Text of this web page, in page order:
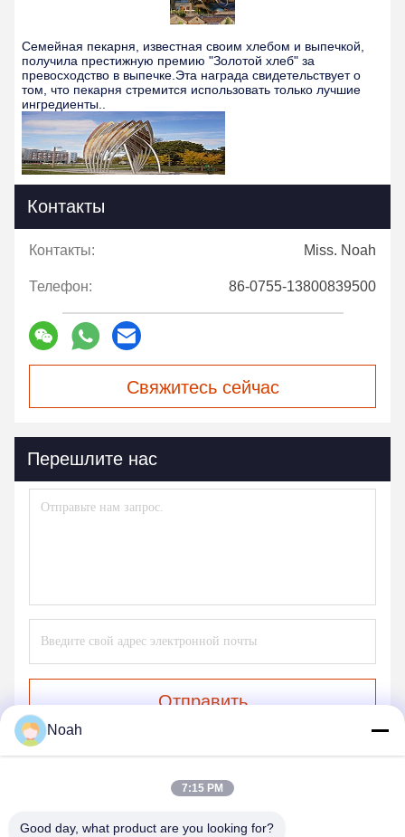
Семейная пекарня, известная своим хлебом и выпечкой,
получила престижную премию "Золотой хлеб" за
превосходство в выпечке.Эта награда свидетельствует о
том, что пекарня стремится использовать только лучшие
ингредиенты..
Контакты
Контакты: Miss. Noah
Телефон: 86-0755-13800839500
Свяжитесь сейчас
Перешлите нас
Отправить
Noah
7:15 PM
Good day, what product are you looking for?